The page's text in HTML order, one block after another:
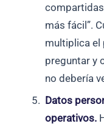
más fácil”.
multiplica el
preguntar y
no debería
Datos
operativos.